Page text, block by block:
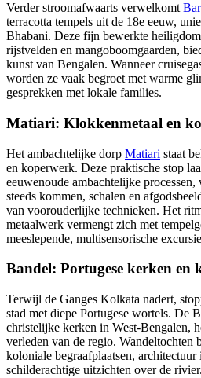
Verder stroomafwaarts verwelkomt
terracotta tempels uit de 18e eeuw,
Bhabani. Deze fijn bewerkte
rijstvelden en mangoboomgaarden,
kunst van Bengalen. Wanneer
worden ze vaak begroet met warme
gesprekken met lokale families.
Matiari: Klokkenmetaal en
Het ambachtelijke dorp Matiari staat
en koperwerk. Deze praktische stop
eeuwenoude ambachtelijke
steeds kommen, schalen en
van voorouderlijke technieken. Het
metaalwerk vermengt zich met
meeslepende, multisensorische
Bandel: Portugese kerken en
Terwijl de Ganges Kolkata nadert,
stad met diepe Portugese wortels. De
christelijke kerken in West-Bengalen,
verleden van de regio. Wandeltochten
koloniale begraafplaatsen, architectuur
schilderachtige uitzichten over de rivier.